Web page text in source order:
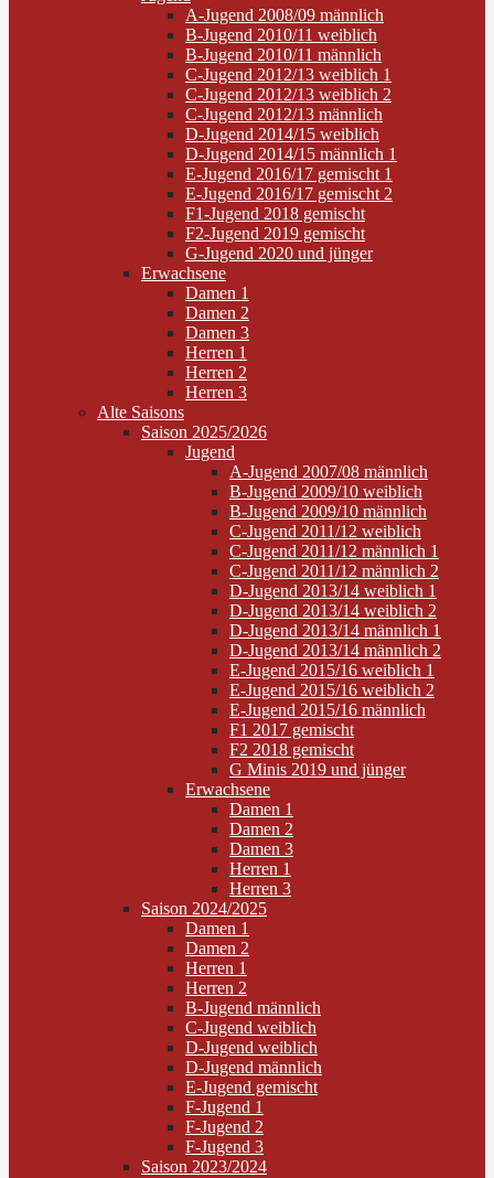
A-Jugend 2008/09 männlich
B-Jugend 2010/11 weiblich
B-Jugend 2010/11 männlich
C-Jugend 2012/13 weiblich 1
C-Jugend 2012/13 weiblich 2
C-Jugend 2012/13 männlich
D-Jugend 2014/15 weiblich
D-Jugend 2014/15 männlich 1
E-Jugend 2016/17 gemischt 1
E-Jugend 2016/17 gemischt 2
F1-Jugend 2018 gemischt
F2-Jugend 2019 gemischt
G-Jugend 2020 und jünger
Erwachsene
Damen 1
Damen 2
Damen 3
Herren 1
Herren 2
Herren 3
Alte Saisons
Saison 2025/2026
Jugend
A-Jugend 2007/08 männlich
B-Jugend 2009/10 weiblich
B-Jugend 2009/10 männlich
C-Jugend 2011/12 weiblich
C-Jugend 2011/12 männlich 1
C-Jugend 2011/12 männlich 2
D-Jugend 2013/14 weiblich 1
D-Jugend 2013/14 weiblich 2
D-Jugend 2013/14 männlich 1
D-Jugend 2013/14 männlich 2
E-Jugend 2015/16 weiblich 1
E-Jugend 2015/16 weiblich 2
E-Jugend 2015/16 männlich
F1 2017 gemischt
F2 2018 gemischt
G Minis 2019 und jünger
Erwachsene
Damen 1
Damen 2
Damen 3
Herren 1
Herren 3
Saison 2024/2025
Damen 1
Damen 2
Herren 1
Herren 2
B-Jugend männlich
C-Jugend weiblich
D-Jugend weiblich
D-Jugend männlich
E-Jugend gemischt
F-Jugend 1
F-Jugend 2
F-Jugend 3
Saison 2023/2024